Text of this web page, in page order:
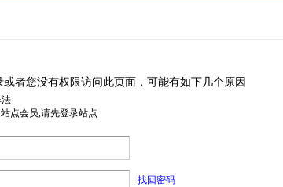
或者您没有权限访问此页面，可能有如下几个原因
点会员,请先登录站点
找回密码